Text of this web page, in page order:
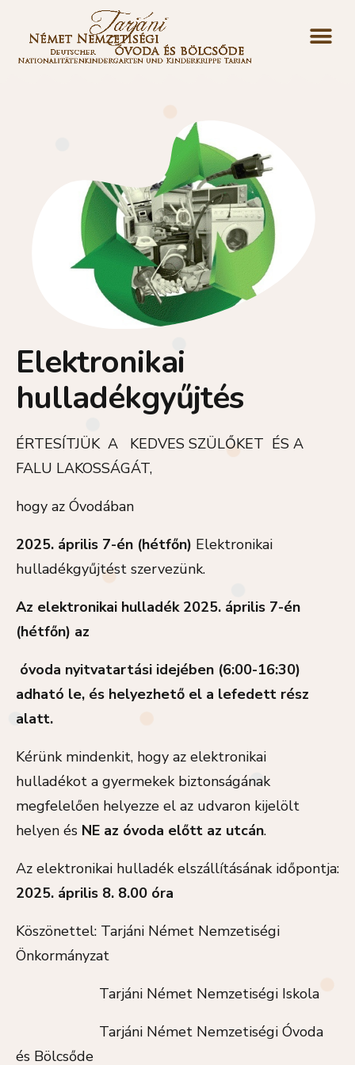
Elektronikai
hulladékgyűjtés
ÉRTESÍTJÜK A KEDVES SZÜLŐKET ÉS A
FALU LAKOSSÁGÁT,
hogy az Óvodában
2025. április 7-én (hétfőn) Elektronikai
hulladékgyűjtést szervezünk.
Az elektronikai hulladék 2025. április 7-én
(hétfőn) az
óvoda nyitvatartási idejében (6:00-16:30)
adható le, és helyezhető el a lefedett rész
alatt.
Kérünk mindenkit, hogy az elektronikai
hulladékot a gyermekek biztonságának
megfelelően helyezze el az udvaron kijelölt
helyen és NE az óvoda előtt az utcán.
Az elektronikai hulladék elszállításának időpontja:
2025. április 8. 8.00 óra
Köszönettel: Tarjáni Német Nemzetiségi
Önkormányzat
Tarjáni Német Nemzetiségi Iskola
Tarjáni Német Nemzetiségi Óvoda
és Bölcsőde